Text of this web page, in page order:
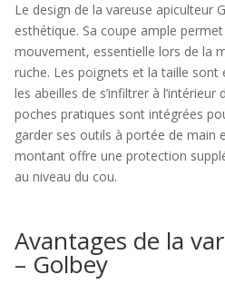
Le design de la vareuse apiculteur
esthétique. Sa coupe ample
mouvement, essentielle lors de la
ruche. Les poignets et la taille sont
les abeilles de s’infiltrer à
poches pratiques sont intégrées
garder ses outils à portée de main
montant offre une protection
au niveau du cou.
Avantages de la
– Golbey